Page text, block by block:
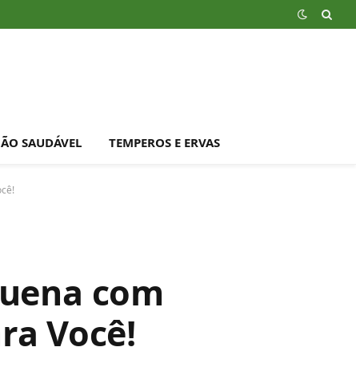
SAUDÁVEL TEMPEROS E ERVAS
com
Você!